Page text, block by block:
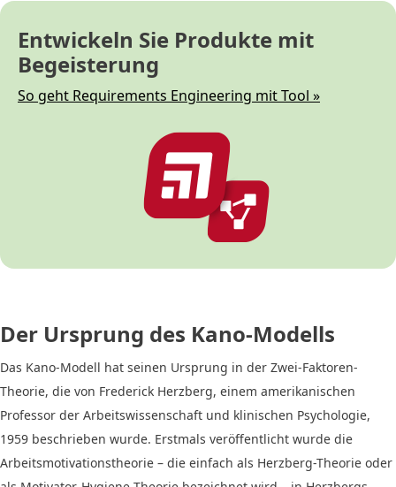
Entwickeln Sie Produkte mit
Begeisterung
So geht Requirements Engineering mit Tool »
Der Ursprung des Kano-Modells
Das Kano-Modell hat seinen Ursprung in der Zwei-Faktoren-
Theorie, die von Frederick Herzberg, einem amerikanischen
Professor der Arbeitswissenschaft und klinischen Psychologie,
1959 beschrieben wurde. Erstmals veröffentlicht wurde die
Arbeitsmotivationstheorie – die einfach als Herzberg-Theorie oder